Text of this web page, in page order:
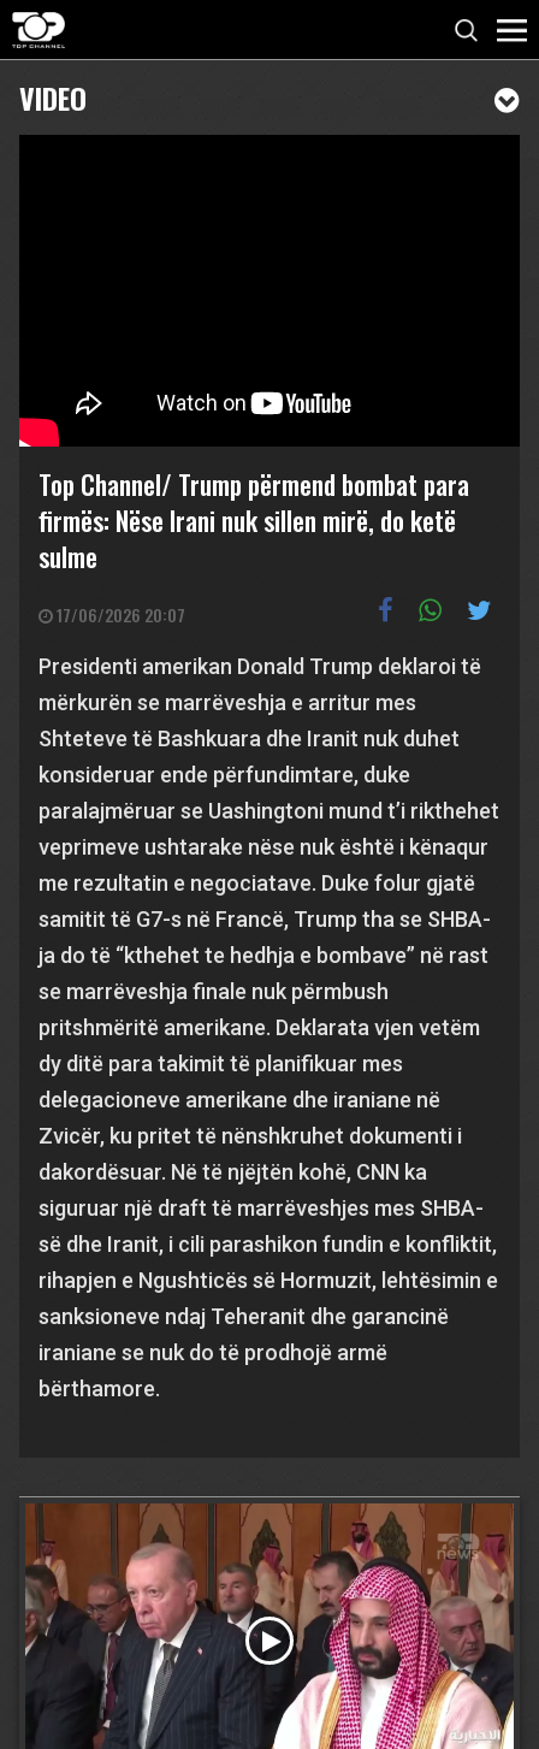
VIDEO
Top Channel/ Trump përmend bombat para
firmës: Nëse Irani nuk sillen mirë, do ketë
sulme
17/06/2026 20:07
Presidenti amerikan Donald Trump deklaroi të
mërkurën se marrëveshja e arritur mes
Shteteve të Bashkuara dhe Iranit nuk duhet
konsideruar ende përfundimtare, duke
paralajmëruar se Uashingtoni mund t’i rikthehet
veprimeve ushtarake nëse nuk është i kënaqur
me rezultatin e negociatave. Duke folur gjatë
samitit të G7-s në Francë, Trump tha se SHBA-
ja do të “kthehet te hedhja e bombave” në rast
se marrëveshja finale nuk përmbush
pritshmëritë amerikane. Deklarata vjen vetëm
dy ditë para takimit të planifikuar mes
delegacioneve amerikane dhe iraniane në
Zvicër, ku pritet të nënshkruhet dokumenti i
dakordësuar. Në të njëjtën kohë, CNN ka
siguruar një draft të marrëveshjes mes SHBA-
së dhe Iranit, i cili parashikon fundin e konfliktit,
rihapjen e Ngushticës së Hormuzit, lehtësimin e
sanksioneve ndaj Teheranit dhe garancinë
iraniane se nuk do të prodhojë armë
bërthamore.